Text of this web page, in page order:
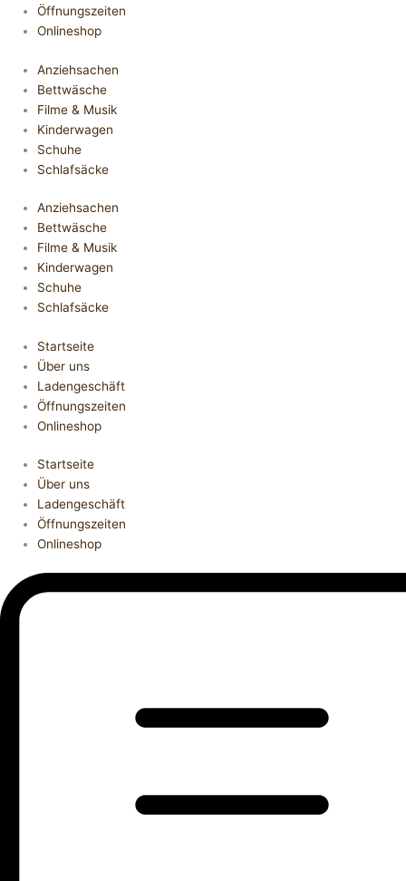
Öffnungszeiten
Onlineshop
Anziehsachen
Bettwäsche
Filme & Musik
Kinderwagen
Schuhe
Schlafsäcke
Anziehsachen
Bettwäsche
Filme & Musik
Kinderwagen
Schuhe
Schlafsäcke
Startseite
Über uns
Ladengeschäft
Öffnungszeiten
Onlineshop
Startseite
Über uns
Ladengeschäft
Öffnungszeiten
Onlineshop